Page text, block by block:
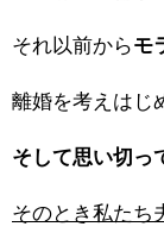
それ以前からモ
離婚を考えはじ
そして思い切っ
そのとき私たち